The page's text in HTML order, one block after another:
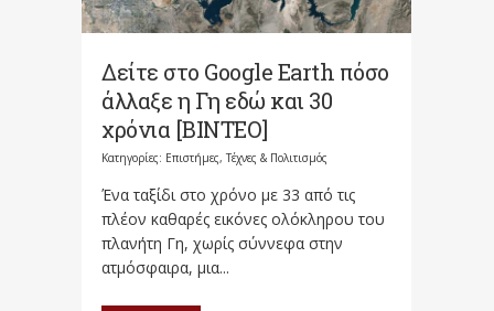
Δείτε στο Google Earth πόσο
άλλαξε η Γη εδώ και 30
χρόνια [ΒΙΝΤΕΟ]
Κατηγορίες: Επιστήμες, Τέχνες & Πολιτισμός
Ένα ταξίδι στο χρόνο με 33 από τις
πλέον καθαρές εικόνες ολόκληρου του
πλανήτη Γη, χωρίς σύννεφα στην
ατμόσφαιρα, μια...